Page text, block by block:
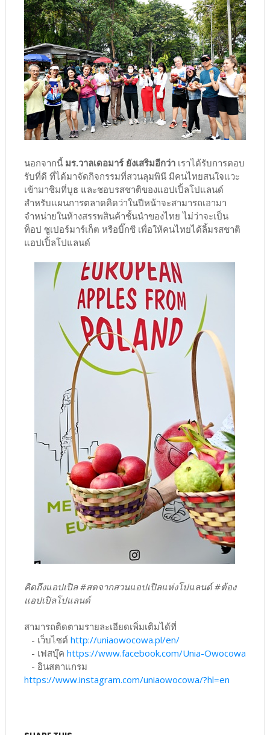
นอกจากนี้ มร.วาลเดอมาร์ ยังเสริมอีกว่าเราได้รับการตอบ
รับที่ดี ที่ได้มาจัดกิจกรรมที่สวนลุมพินี มีคนไทยสนใจแวะ
เข้ามาชิมที่บูธ และชอบรสชาติของแอปเปิ้ลโปแลนด์
สำหรับแผนการตลาดคิดว่าในปีหน้าจะสามารถเอามา
จำหน่ายในห้างสรรพสินค้าชั้นนำของไทย ไม่ว่าจะเป็น
ท็อป ซูเปอร์มาร์เก็ต หรือบิ๊กซี เพื่อให้คนไทยได้ลิ้มรสชาติ
แอปเปิ้ลโปแลนด์
คิดถึงแอปเปิล #สดจากสวนแอปเปิลแห่งโปแลนด์ #ต้อง
แอปเปิลโปแลนด์
สามารถติดตามรายละเอียดเพิ่มเติมได้ที่
- เว็บไซต์ http://uniaowocowa.pl/en/
- เฟสบุ๊ค https://www.facebook.com/Unia-Owocowa
- อินสตาแกรม
https://www.instagram.com/uniaowocowa/?hl=en